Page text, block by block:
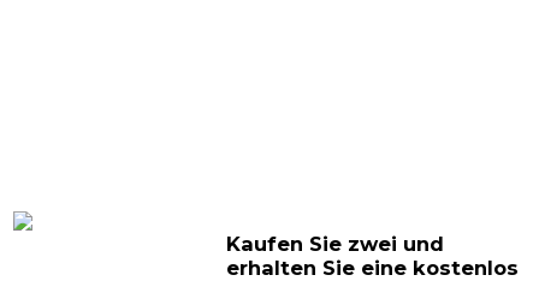
Kaufen Sie zwei und
erhalten Sie eine kostenlos